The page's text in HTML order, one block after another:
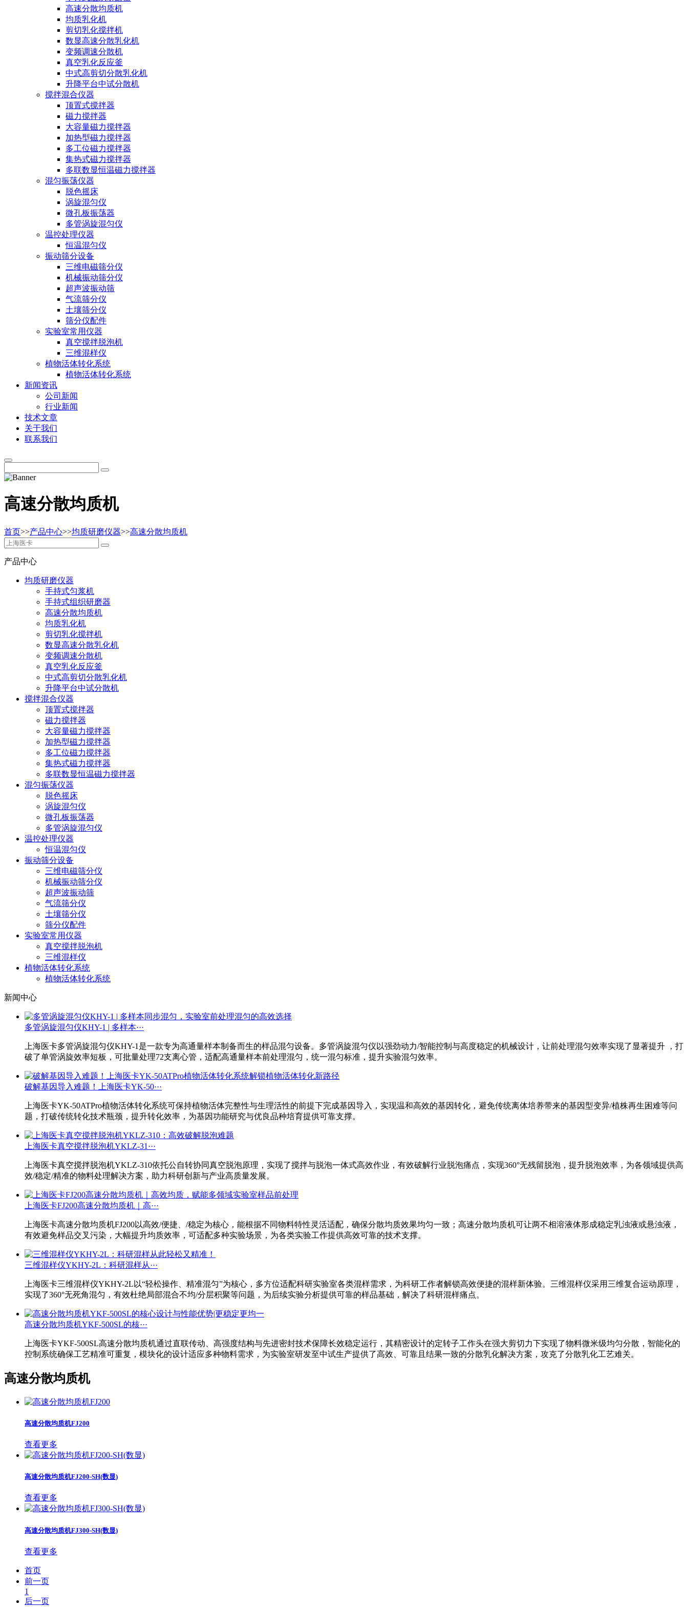
高速分散均质机
均质乳化机
剪切乳化搅拌机
数显高速分散乳化机
变频调速分散机
真空乳化反应釜
中式高剪切分散乳化机
升降平台中试分散机
搅拌混合仪器
顶置式搅拌器
磁力搅拌器
大容量磁力搅拌器
加热型磁力搅拌器
多工位磁力搅拌器
集热式磁力搅拌器
多联数显恒温磁力搅拌器
混匀振荡仪器
脱色摇床
涡旋混匀仪
微孔板振荡器
多管涡旋混匀仪
温控处理仪器
恒温混匀仪
振动筛分设备
三维电磁筛分仪
机械振动筛分仪
超声波振动筛
气流筛分仪
土壤筛分仪
筛分仪配件
实验室常用仪器
真空搅拌脱泡机
三维混样仪
植物活体转化系统
植物活体转化系统
新闻资讯
公司新闻
行业新闻
技术文章
关于我们
联系我们
高速分散均质机
首页>>产品中心>>均质研磨仪器>>高速分散均质机
产品中心
均质研磨仪器
手持式匀浆机
手持式组织研磨器
高速分散均质机
均质乳化机
剪切乳化搅拌机
数显高速分散乳化机
变频调速分散机
真空乳化反应釜
中式高剪切分散乳化机
升降平台中试分散机
搅拌混合仪器
顶置式搅拌器
磁力搅拌器
大容量磁力搅拌器
加热型磁力搅拌器
多工位磁力搅拌器
集热式磁力搅拌器
多联数显恒温磁力搅拌器
混匀振荡仪器
脱色摇床
涡旋混匀仪
微孔板振荡器
多管涡旋混匀仪
温控处理仪器
恒温混匀仪
振动筛分设备
三维电磁筛分仪
机械振动筛分仪
超声波振动筛
气流筛分仪
土壤筛分仪
筛分仪配件
实验室常用仪器
真空搅拌脱泡机
三维混样仪
植物活体转化系统
植物活体转化系统
新闻中心
多管涡旋混匀仪KHY-1 | 多样本···
上海医卡多管涡旋混匀仪KHY-1是一款专为高通量样本制备而生的样品混匀设备。多管涡旋混匀仪以强劲动力/智能控制与高度稳定的机械设计，让前处理混匀效率实现了显著提升 ，打
破了单管涡旋效率短板，可批量处理72支离心管，适配高通量样本前处理混匀，统一混匀标准，提升实验混匀效率。
破解基因导入难题！上海医卡YK-50···
上海医卡YK-50ATPro植物活体转化系统可保持植物活体完整性与生理活性的前提下完成基因导入，实现温和高效的基因转化，避免传统离体培养带来的基因型变异/植株再生困难等问
题，打破传统转化技术瓶颈，提升转化效率，为基因功能研究与优良品种培育提供可靠支撑。
上海医卡真空搅拌脱泡机YKLZ-31···
上海医卡真空搅拌脱泡机YKLZ-310依托公自转协同真空脱泡原理，实现了搅拌与脱泡一体式高效作业，有效破解行业脱泡痛点，实现360°无残留脱泡，提升脱泡效率，为各领域提供高
效/稳定/精准的物料处理解决方案，助力科研创新与产业高质量发展。
上海医卡FJ200高速分散均质机｜高···
上海医卡高速分散均质机FJ200以高效/便捷、/稳定为核心，能根据不同物料特性灵活适配，确保分散均质效果均匀一致；高速分散均质机可让两不相溶液体形成稳定乳浊液或悬浊液，
有效避免样品交叉污染，大幅提升均质效率，可适配多种实验场景，为各类实验工作提供高效可靠的技术支撑。
三维混样仪YKHY-2L：科研混样从···
上海医卡三维混样仪YKHY-2L以“轻松操作、精准混匀”为核心，多方位适配科研实验室各类混样需求，为科研工作者解锁高效便捷的混样新体验。三维混样仪采用三维复合运动原理，
实现了360°无死角混匀，有效杜绝局部混合不均/分层积聚等问题，为后续实验分析提供可靠的样品基础，解决了科研混样痛点。
高速分散均质机YKF-500SL的核···
上海医卡YKF-500SL高速分散均质机通过直联传动、高强度结构与先进密封技术保障长效稳定运行，其精密设计的定转子工作头在强大剪切力下实现了物料微米级均匀分散，智能化的
控制系统确保工艺精准可重复，模块化的设计适应多种物料需求，为实验室研发至中试生产提供了高效、可靠且结果一致的分散乳化解决方案，攻克了分散乳化工艺难关。
高速分散均质机
高速分散均质机FJ200
查看更多
高速分散均质机FJ200-SH(数显)
查看更多
高速分散均质机FJ300-SH(数显)
查看更多
首页
前一页
1
后一页